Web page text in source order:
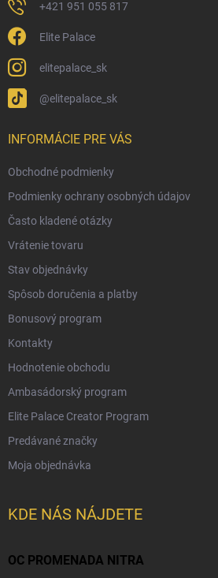
+421 951 055 817
Elite Palace
elitepalace_sk
@elitepalace_sk
INFORMÁCIE PRE VÁS
Obchodné podmienky
Podmienky ochrany osobných údajov
Často kladené otázky
Vrátenie tovaru
Stav objednávky
Spôsob doručenia a platby
Bonusový program
Kontakty
Hodnotenie obchodu
Ambasádorský program
Elite Palace Creator Program
Predávané značky
Moja objednávka
KDE NÁS NÁJDETE
OC PROMENADA NITRA